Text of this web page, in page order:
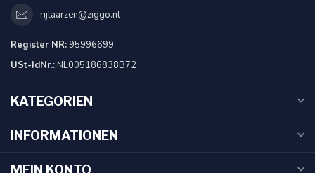
rijlaarzen@ziggo.nl
Register NR:95996699
USt-IdNr.:NL005186838B72
KATEGORIEN
INFORMATIONEN
MEIN KONTO